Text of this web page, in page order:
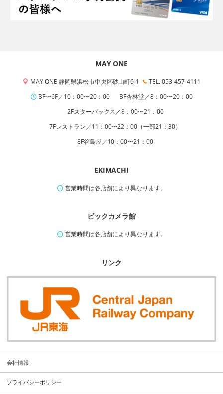
MAY ONE
MAY ONE 静岡県浜松市中央区砂山町6-1
TEL. 053-457-4111
BF〜6F／10：00〜20：00
BF杏林堂／8：00〜20：00
2Fスターバックス／8：00〜21：00
7Fレストラン／11：00〜22：00（一部21：30）
8F谷島屋／10：00〜21：00
EKIMACHI
営業時間は各店舗により異なります。
ビックカメラ館
営業時間は各店舗により異なります。
リンク
会社情報
プライバシーポリシー